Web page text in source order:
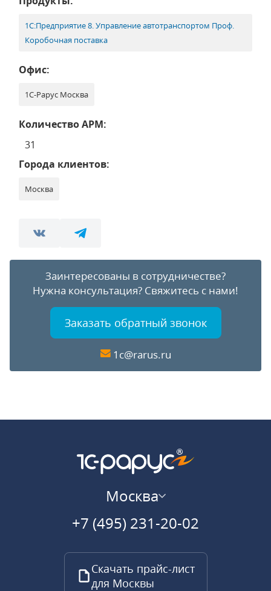
1С:Предприятие 8. Управление автотранспортом Проф.
Коробочная поставка
Офис:
1С-Рарус Москва
Количество АРМ:
31
Города клиентов:
Москва
Заинтересованы в сотрудничестве?
Нужна консультация? Свяжитесь с нами!
Заказать обратный звонок
1c@rarus.ru
Москва
+7 (495) 231-20-02
Скачать прайс-лист
для Москвы